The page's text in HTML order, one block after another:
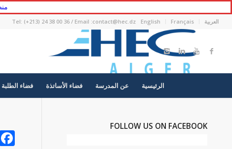
العربية Français
English
Tel: (+213) 24 38 00 36 / Email :contact@hec.dz
الرئيسية عن المدرسة فضاء الأساتذة فضاء الطلبة
FOLLOW US ON FACEBOOK